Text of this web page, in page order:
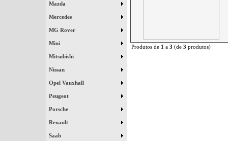
Mazda
Mercedes
MG Rover
Mini
Mitsubishi
Nissan
Opel Vauxhall
Peugeot
Porsche
Renault
Saab
Produtos de 1 a 3 (de 3 produtos)